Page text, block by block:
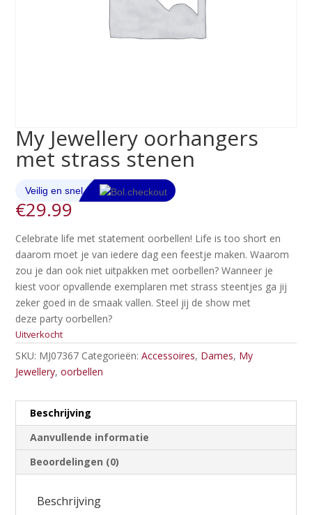
My Jewellery oorhangers
met strass stenen
€29.99
Celebrate life met statement oorbellen! Life is too short en
daarom moet je van iedere dag een feestje maken. Waarom
zou je dan ook niet uitpakken met oorbellen? Wanneer je
kiest voor opvallende exemplaren met strass steentjes ga jij
zeker goed in de smaak vallen. Steel jij de show met
deze party oorbellen?
Uitverkocht
SKU: MJ07367 Categorieën:Accessoires, Dames, My
Jewellery,oorbellen
Beschrijving
Aanvullende informatie
Beoordelingen (0)
Beschrijving